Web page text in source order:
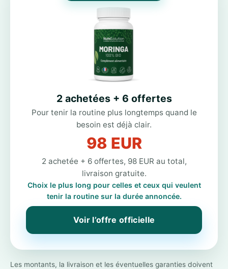
2 achetées + 6 offertes
Pour tenir la routine plus longtemps quand le
besoin est déjà clair.
98 EUR
2 achetée + 6 offertes, 98 EUR au total,
livraison gratuite.
Choix le plus long pour celles et ceux qui veulent
tenir la routine sur la durée annoncée.
Voir l’offre officielle
Les montants, la livraison et les éventuelles garanties doivent